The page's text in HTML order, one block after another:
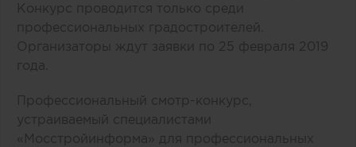
Конкурс проводится только среди
профессиональных градостроителей.
Организаторы ждут заявки по 25 февраля 2019
года.
Профессиональный смотр-конкурс,
устраиваемый специалистами
«Мосстройинформа» для профессиональных